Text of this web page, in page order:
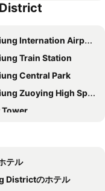
ストラン
- Zhongzheng
レイス ホテル
- Chihkan Branch
Hotel
ホテル (天下大飯店)
ト デザイン イン (Baker Street 英倫風旅店)
Internation Airport
Train Station
Central Park
High Speed Rail Station
Tower
Night Market
Dream Mall
テル
Districtのホテル